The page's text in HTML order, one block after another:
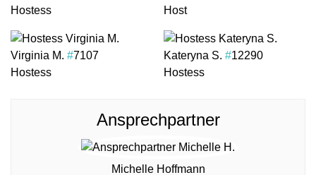
Hostess
Host
Virginia M. #7107
Hostess
Kateryna S. #12290
Hostess
Ansprechpartner
Michelle Hoffmann